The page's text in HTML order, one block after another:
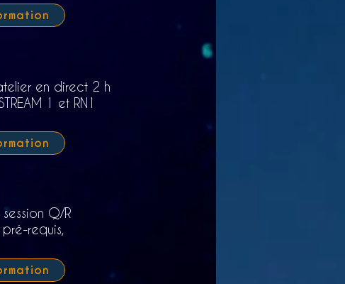
en direct 2 h
1 et RN1
Q/R
requis,